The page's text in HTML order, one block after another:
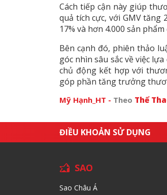
Cách tiếp cận này giúp
quả tích cực, với GMV
17% và hơn 4.000 sản
Bên cạnh đó, phiên thảo
góc nhìn sâu sắc về việc
chủ động kết hợp với
góp phần tăng trưởng
Mỹ Hạnh_HT - Theo Thể
ĐIỀU KHOẢN SỬ DỤNG
SAO
Sao Châu Á